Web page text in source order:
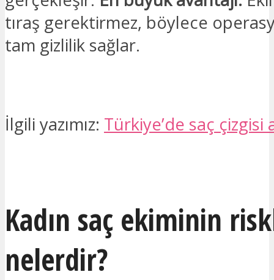
tıraş gerektirmez, böylece
tam gizlilik sağlar.
İlgili yazımız: Türkiye’de saç çizgisi
Kadın saç ekiminin
nelerdir?